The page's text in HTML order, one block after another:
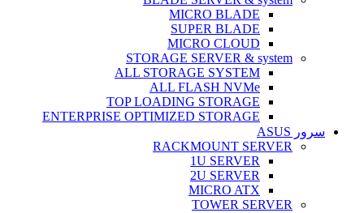
MICRO BLADE
SUPER BLADE
MICRO CLOUD
STORAGE SERVER & system
ALL STORAGE SYSTEM
ALL FLASH NVMe
TOP LOADING STORAGE
ENTERPRISE OPTIMIZED STORAGE
سرور ASUS
RACKMOUNT SERVER
1U SERVER
2U SERVER
MICRO ATX
TOWER SERVER